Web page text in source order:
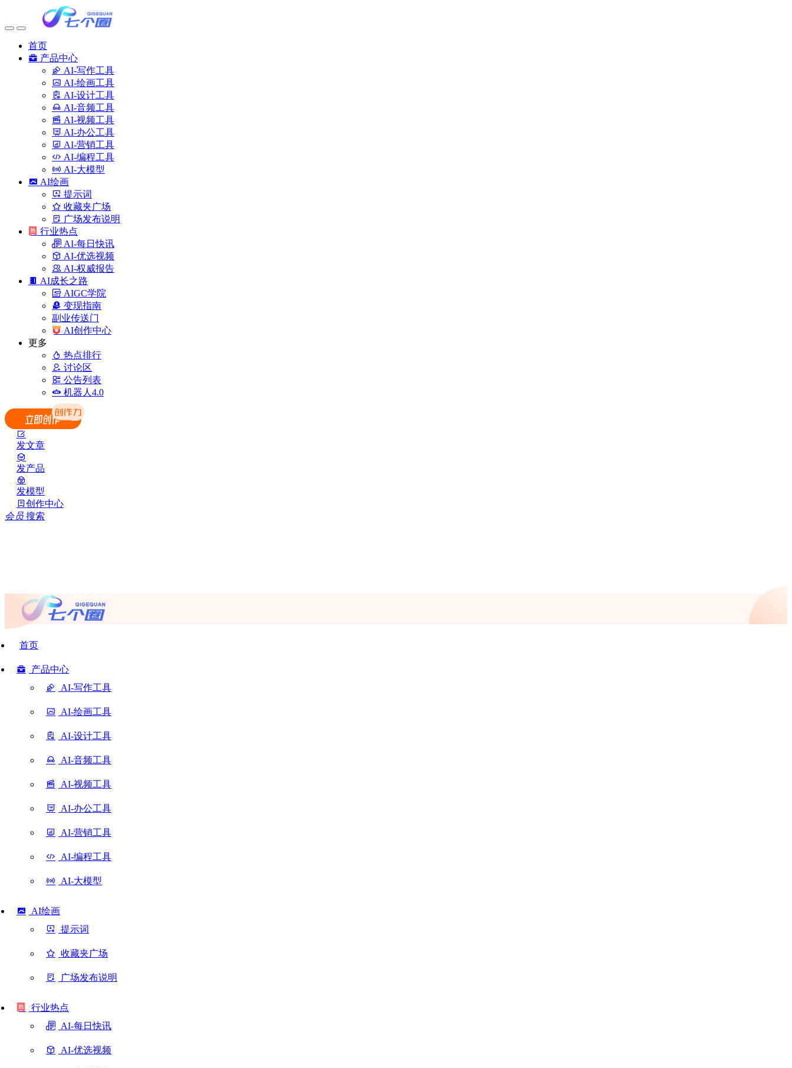
首页
产品中心
AI-写作工具
AI-绘画工具
AI-设计工具
AI-音频工具
AI-视频工具
AI-办公工具
AI-营销工具
AI-编程工具
AI-大模型
AI绘画
提示词
收藏夹广场
广场发布说明
行业热点
AI-每日快讯
AI-优选视频
AI-权威报告
AI成长之路
AIGC学院
变现指南
副业传送门
AI创作中心
更多
热点排行
讨论区
公告列表
机器人4.0
发文章
发产品
发模型
创作中心
会员 搜索
首页
产品中心
AI-写作工具
AI-绘画工具
AI-设计工具
AI-音频工具
AI-视频工具
AI-办公工具
AI-营销工具
AI-编程工具
AI-大模型
AI绘画
提示词
收藏夹广场
广场发布说明
行业热点
AI-每日快讯
AI-优选视频